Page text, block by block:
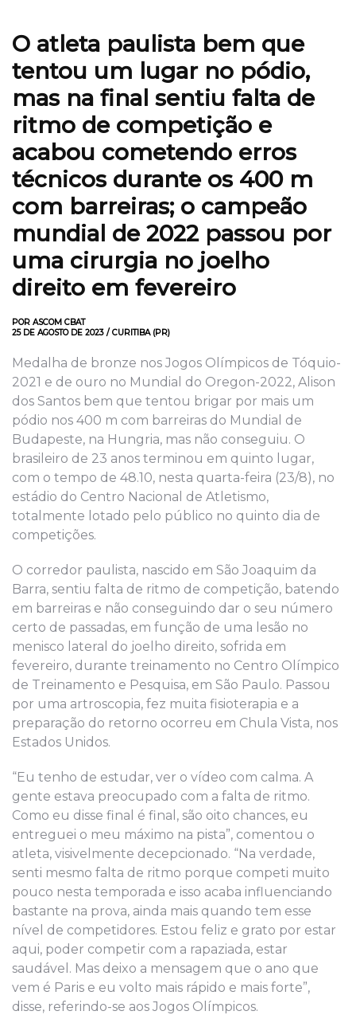
O atleta paulista bem que
tentou um lugar no pódio,
mas na final sentiu falta de
ritmo de competição e
acabou cometendo erros
técnicos durante os 400 m
com barreiras; o campeão
mundial de 2022 passou por
uma cirurgia no joelho
direito em fevereiro
POR ASCOM CBAT
25 DE AGOSTO DE 2023 / CURITIBA (PR)
Medalha de bronze nos Jogos Olímpicos de Tóquio-
2021 e de ouro no Mundial do Oregon-2022, Alison
dos Santos bem que tentou brigar por mais um
pódio nos 400 m com barreiras do Mundial de
Budapeste, na Hungria, mas não conseguiu. O
brasileiro de 23 anos terminou em quinto lugar,
com o tempo de 48.10, nesta quarta-feira (23/8), no
estádio do Centro Nacional de Atletismo,
totalmente lotado pelo público no quinto dia de
competições.
O corredor paulista, nascido em São Joaquim da
Barra, sentiu falta de ritmo de competição, batendo
em barreiras e não conseguindo dar o seu número
certo de passadas, em função de uma lesão no
menisco lateral do joelho direito, sofrida em
fevereiro, durante treinamento no Centro Olímpico
de Treinamento e Pesquisa, em São Paulo. Passou
por uma artroscopia, fez muita fisioterapia e a
preparação do retorno ocorreu em Chula Vista, nos
Estados Unidos.
“Eu tenho de estudar, ver o vídeo com calma. A
gente estava preocupado com a falta de ritmo.
Como eu disse final é final, são oito chances, eu
entreguei o meu máximo na pista”, comentou o
atleta, visivelmente decepcionado. “Na verdade,
senti mesmo falta de ritmo porque competi muito
pouco nesta temporada e isso acaba influenciando
bastante na prova, ainda mais quando tem esse
nível de competidores. Estou feliz e grato por estar
aqui, poder competir com a rapaziada, estar
saudável. Mas deixo a mensagem que o ano que
vem é Paris e eu volto mais rápido e mais forte”,
disse, referindo-se aos Jogos Olímpicos.